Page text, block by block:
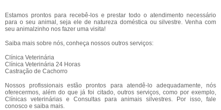
Estamos prontos para recebê-los e prestar todo o atendimento necessário
para o seu animal, seja ele de natureza doméstica ou silvestre. Venha com
seu animalzinho nos fazer uma visita!
Saiba mais sobre nós, conheça nossos outros serviços:
Clínica Veterinária
Clínica Veterinária 24 Horas
Castração de Cachorro
Nossos profissionais estão prontos para atendê-lo adequadamente, nós
oferecermos, além do que já foi citado, outros serviços, como por exemplo,
Clínicas veterinárias e Consultas para animais silvestres. Por isso, fale
conosco e saiba mais.